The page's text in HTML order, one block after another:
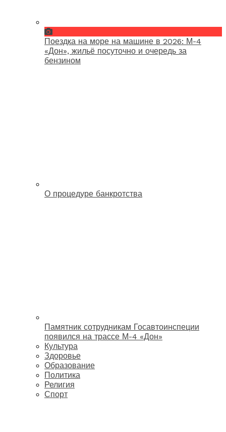
Поездка на море на машине в 2026: М-4
«Дон», жильё посуточно и очередь за
бензином
О процедуре банкротства
Памятник сотрудникам Госавтоинспеции
появился на трассе М-4 «Дон»
Культура
Здоровье
Образование
Политика
Религия
Спорт